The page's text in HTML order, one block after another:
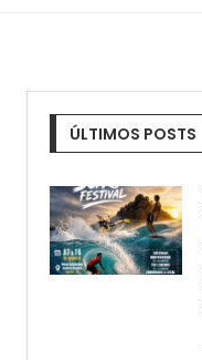
ÚLTIMOS POSTS